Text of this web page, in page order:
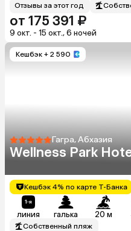
Отзывы за этот год
от 175 391 ₽
9 окт. - 15 окт., 6 ночей
Кешбэк + 2 590
Гагра, Абхазия
Wellness Park
Кешбэк 4% по карте Т-Банка
линия галька 20 м
Собственный пляж